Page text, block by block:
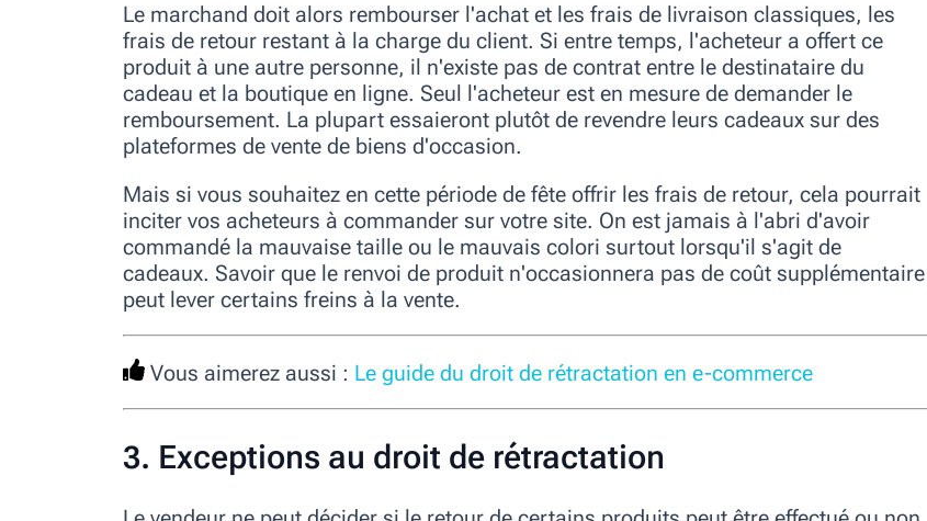
Le marchand doit alors rembourser l'achat et les frais de livraison classiques, les
frais de retour restant à la charge du client. Si entre temps, l'acheteur a offert ce
produit à une autre personne, il n'existe pas de contrat entre le destinataire du
cadeau et la boutique en ligne. Seul l'acheteur est en mesure de demander le
remboursement. La plupart essaieront plutôt de revendre leurs cadeaux sur des
plateformes de vente de biens d'occasion.
Mais si vous souhaitez en cette période de fête offrir les frais de retour, cela pourrait
inciter vos acheteurs à commander sur votre site. On est jamais à l'abri d'avoir
commandé la mauvaise taille ou le mauvais colori surtout lorsqu'il s'agit de
cadeaux. Savoir que le renvoi de produit n'occasionnera pas de coût supplémentaire
peut lever certains freins à la vente.
Vous aimerez aussi : Le guide du droit de rétractation en e-commerce
3. Exceptions au droit de rétractation